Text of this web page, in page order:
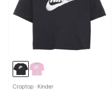
Croptop · Kinder